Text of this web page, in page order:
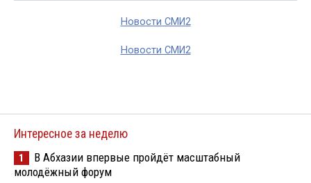
Новости СМИ2
Новости СМИ2
Интересное за неделю
1
В Абхазии впервые пройдёт масштабный
молодёжный форум